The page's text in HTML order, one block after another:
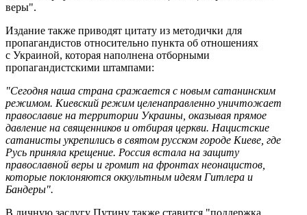
веры".
Издание также приводят цитату из методички для
пропагандистов относительно пункта об отношениях
с Украиной, которая наполнена отборными
пропагандистскими штампами:
"Сегодня наша страна сражается с новым сатанинским
режимом. Киевский режим целенаправленно уничтожает
православие на территории Украины, оказывая прямое
давление на священников и отбирая церкви. Нацистские
сатанисты укрепились в святом русском городе Киеве, где
Русь приняла крещение. Россия встала на защиту
православной веры и громит на фронтах неонацистов,
которые поклоняются оккультным идеям Гитлера и
Бандеры".
В личную заслугу Путину также ставится "поддержка